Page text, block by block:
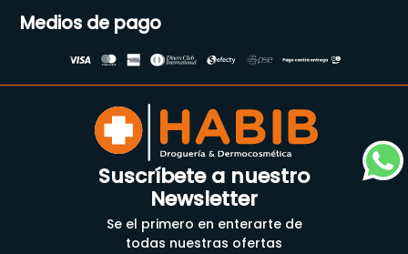
Medios de pago
Suscríbete a nuestro
Newsletter
Se el primero en enterarte de
todas nuestras ofertas